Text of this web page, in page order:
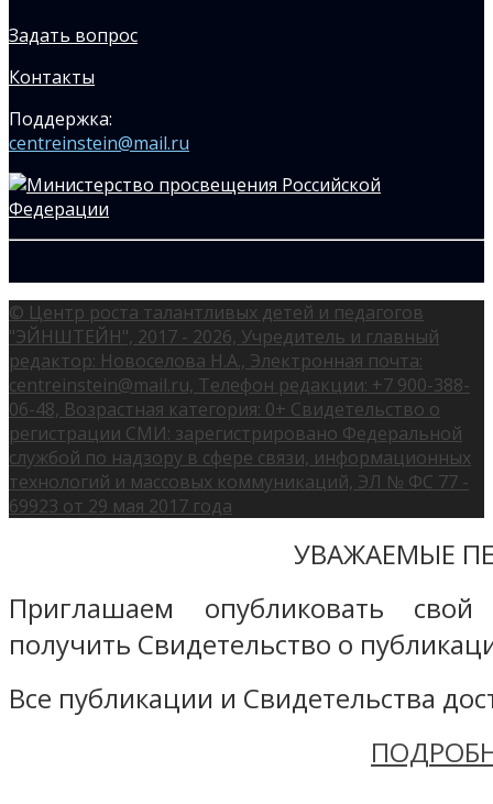
Задать вопрос
Контакты
Поддержка:
centreinstein@mail.ru
© Центр роста талантливых детей и педагогов
"ЭЙНШТЕЙН", 2017 - 2026, Учредитель и главный
редактор: Новоселова Н.А., Электронная почта:
centreinstein@mail.ru, Телефон редакции: +7 900-388-
06-48, Возрастная категория: 0+ Свидетельство о
регистрации СМИ: зарегистрировано Федеральной
службой по надзору в сфере связи, информационных
технологий и массовых коммуникаций, ЭЛ № ФС 77 -
69923 от 29 мая 2017 года
УВАЖАЕМЫЕ
Приглашаем опубликовать
получить Свидетельство о
Все публикации и Свидетельства